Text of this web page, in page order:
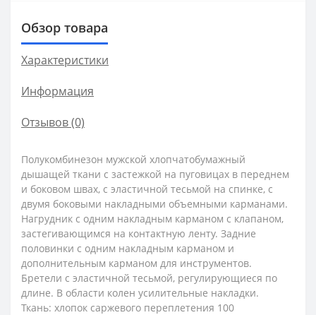
Обзор товара
Характеристики
Информация
Отзывов (0)
Полукомбинезон мужской хлопчатобумажный
дышащей ткани с застежкой на пуговицах в переднем
и боковом швах, с эластичной тесьмой на спинке, с
двумя боковыми накладными объемными карманами.
Нагрудник с одним накладным карманом с клапаном,
застегивающимся на контактную ленту. Задние
половинки с одним накладным карманом и
дополнительным карманом для инструментов.
Бретели с эластичной тесьмой, регулирующиеся по
длине. В области колен усилительные накладки.
Ткань: хлопок саржевого переплетения 100